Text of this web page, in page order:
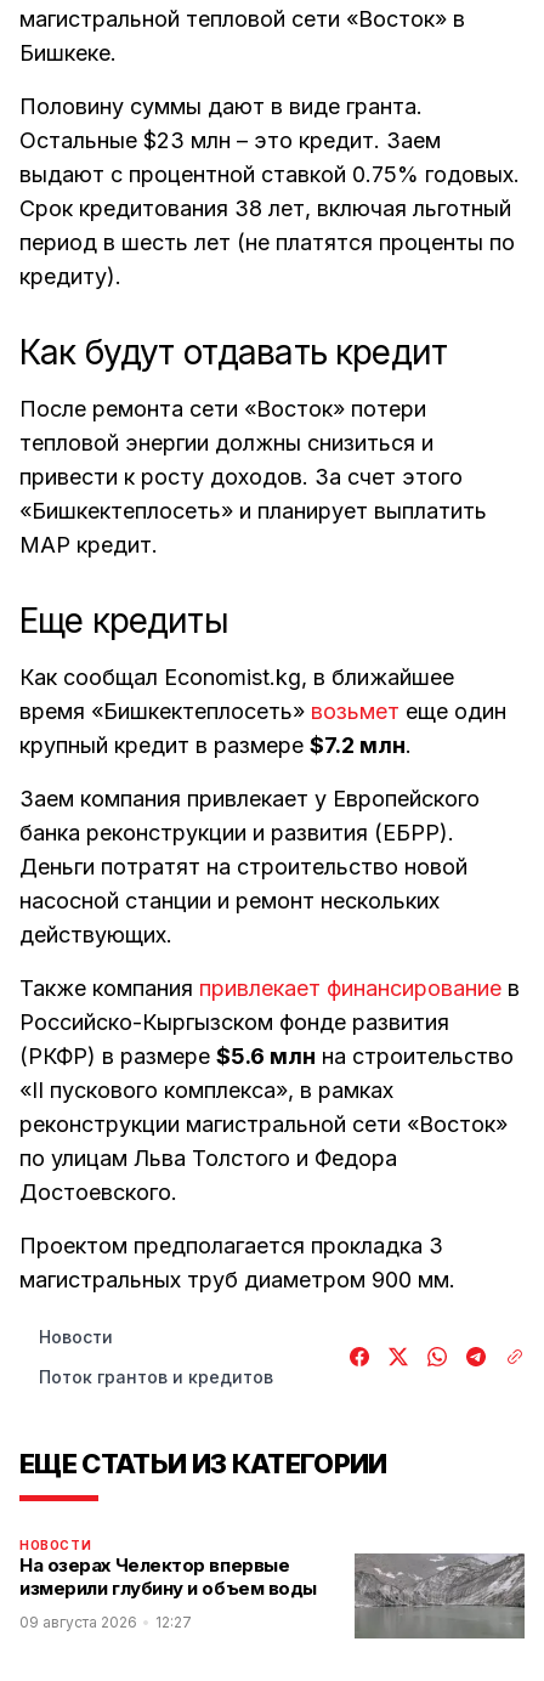
магистральной тепловой сети «Восток» в
Бишкеке.
Половину суммы дают в виде гранта.
Остальные $23 млн – это кредит. Заем
выдают с процентной ставкой 0.75% годовых.
Срок кредитования 38 лет, включая льготный
период в шесть лет (не платятся проценты по
кредиту).
Как будут отдавать кредит
После ремонта сети «Восток» потери
тепловой энергии должны снизиться и
привести к росту доходов. За счет этого
«Бишкектеплосеть» и планирует выплатить
МАР кредит.
Еще кредиты
Как сообщал Economist.kg, в ближайшее
время «Бишкектеплосеть» возьмет еще один
крупный кредит в размере $7.2 млн.
Заем компания привлекает у Европейского
банка реконструкции и развития (ЕБРР).
Деньги потратят на строительство новой
насосной станции и ремонт нескольких
действующих.
Также компания привлекает финансирование в
Российско-Кыргызском фонде развития
(РКФР) в размере $5.6 млн на строительство
«II пускового комплекса», в рамках
реконструкции магистральной сети «Восток»
по улицам Льва Толстого и Федора
Достоевского.
Проектом предполагается прокладка 3
магистральных труб диаметром 900 мм.
Новости
Поток грантов и кредитов
ЕЩЕ СТАТЬИ ИЗ КАТЕГОРИИ
НОВОСТИ
На озерах Челектор впервые
измерили глубину и объем воды
09 августа 2026 12:27